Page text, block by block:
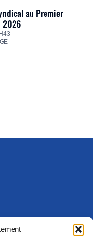
au Premier
2026
15